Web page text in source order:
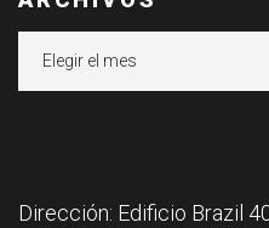
Dirección: Edificio Brazil